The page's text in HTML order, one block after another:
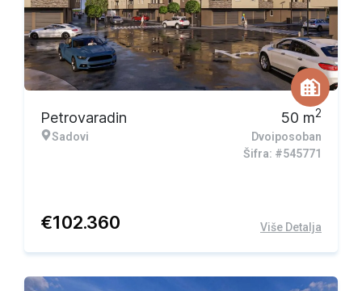
Petrovaradin
Sadovi
50 m2
Dvoiposoban
Šifra: #545771
€102.360 Više Detalja